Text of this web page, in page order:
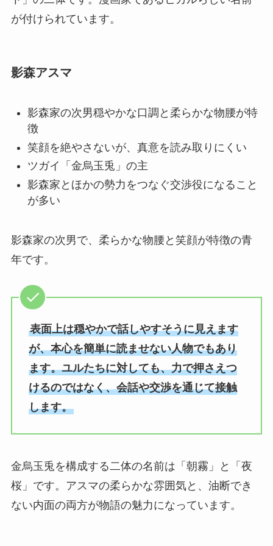
が付けられています。
影森アスマ
影森家の次男穏やかな口調と柔らかな物腰が特
徴
笑顔を絶やさないが、真意を読み取りにくい
ツガイ「金烏玉兎」の主
影森家とほかの勢力をつなぐ交渉役になること
が多い
影森家の次男で、柔らかな物腰と笑顔が特徴の青
年です。
表面上は穏やかで話しやすそうに見えます
が、本心を簡単に読ませない人物でもあり
ます。ユルたちに対しても、力で押さえつ
けるのではなく、会話や交渉を通じて接触
します。
金烏玉兎を構成する二体の名前は「朝霧」と「夜
桜」です。アスマの柔らかな雰囲気と、油断でき
ない内面の両方が物語の魅力になっています。